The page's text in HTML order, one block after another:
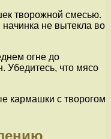
творожной смесью.
не вытекла во
огне до
Убедитесь, что мясо
кармашки с творогом